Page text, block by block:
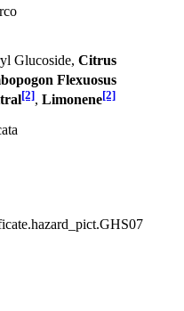
Glucoside, Citrus
Flexuosus
[2], Limonene[2]